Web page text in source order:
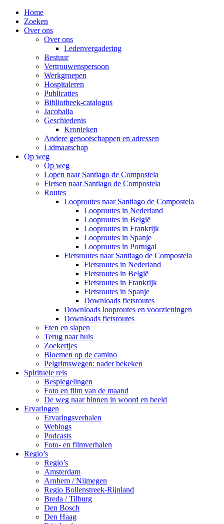
Home
Zoeken
Over ons
Over ons
Ledenvergadering
Bestuur
Vertrouwenspersoon
Werkgroepen
Hospitaleren
Publicaties
Bibliotheek-catalogus
Jacobalia
Geschiedenis
Kronieken
Andere genootschappen en adressen
Lidmaatschap
Op weg
Op weg
Lopen naar Santiago de Compostela
Fietsen naar Santiago de Compostela
Routes
Looproutes naar Santiago de Compostela
Looproutes in Nederland
Looproutes in België
Looproutes in Frankrijk
Looproutes in Spanje
Looproutes in Portugal
Fietsroutes naar Santiago de Compostela
Fietsroutes in Nederland
Fietsroutes in België
Fietsroutes in Frankrijk
Fietsroutes in Spanje
Downloads fietsroutes
Downloads looproutes en voorzieningen
Downloads fietsroutes
Eten en slapen
Terug naar huis
Zoekertjes
Bloemen op de camino
Pelgrimswegen: nader bekeken
Spirituele reis
Bespiegelingen
Foto en film van de maand
De weg naar binnen in woord en beeld
Ervaringen
Ervaringsverhalen
Weblogs
Podcasts
Foto- en filmverhalen
Regio’s
Regio’s
Amsterdam
Arnhem / Nijmegen
Regio Bollenstreek-Rijnland
Breda / Tilburg
Den Bosch
Den Haag